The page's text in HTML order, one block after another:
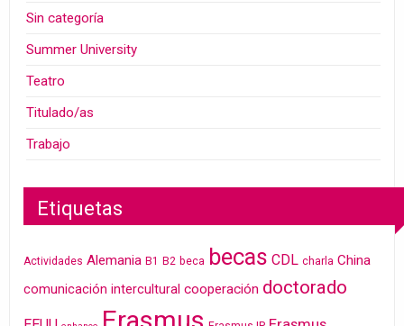
Sin categoría
Summer University
Teatro
Titulado/as
Trabajo
Etiquetas
Actividades Alemania B1 B2 beca becas CDL charla China
comunicación intercultural cooperación doctorado